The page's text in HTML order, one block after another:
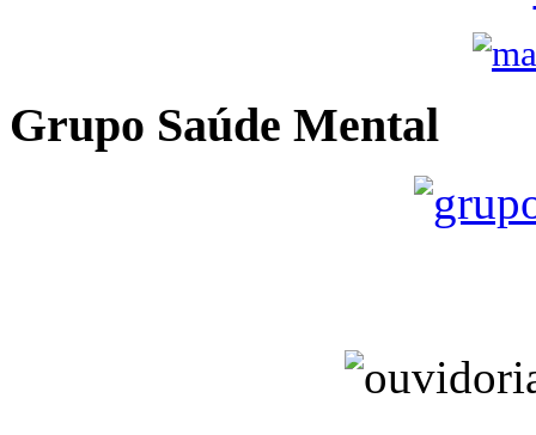
Grupo Saúde Mental